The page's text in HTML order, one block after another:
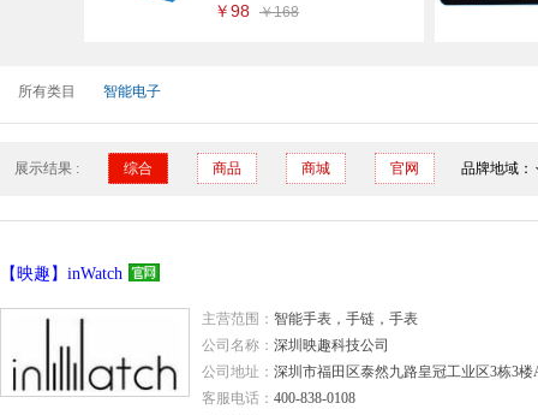
￥98 ￥168
所有类目 智能电子
展示结果 : 综合 商品 商城 官网 品牌地域：
【映趣】inWatch
主营范围：智能手表，手链，手表
公司名称：深圳映趣科技公司
公司地址：深圳市福田区泰然九路皇冠工业区3栋3楼
客服电话：400-838-0108